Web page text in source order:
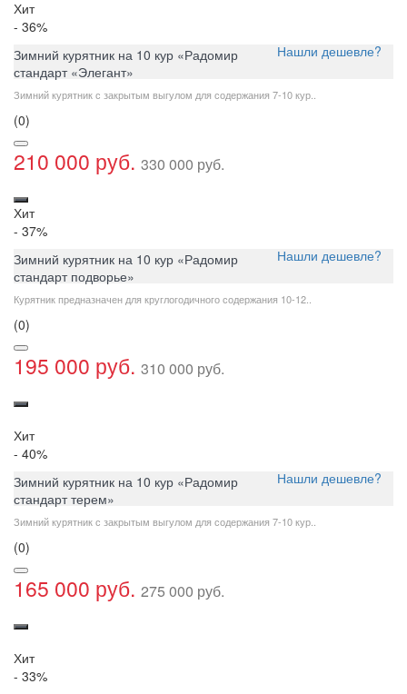
Хит
- 36%
Нашли дешевле?
Зимний курятник на 10 кур «Радомир
стандарт «Элегант»
Зимний курятник с закрытым выгулом для содержания 7-10 кур..
(0)
210 000 руб. 330 000 руб.
Хит
- 37%
Нашли дешевле?
Зимний курятник на 10 кур «Радомир
стандарт подворье»
Курятник предназначен для круглогодичного содержания 10-12..
(0)
195 000 руб. 310 000 руб.
Хит
- 40%
Нашли дешевле?
Зимний курятник на 10 кур «Радомир
стандарт терем»
Зимний курятник с закрытым выгулом для содержания 7-10 кур..
(0)
165 000 руб. 275 000 руб.
Хит
- 33%